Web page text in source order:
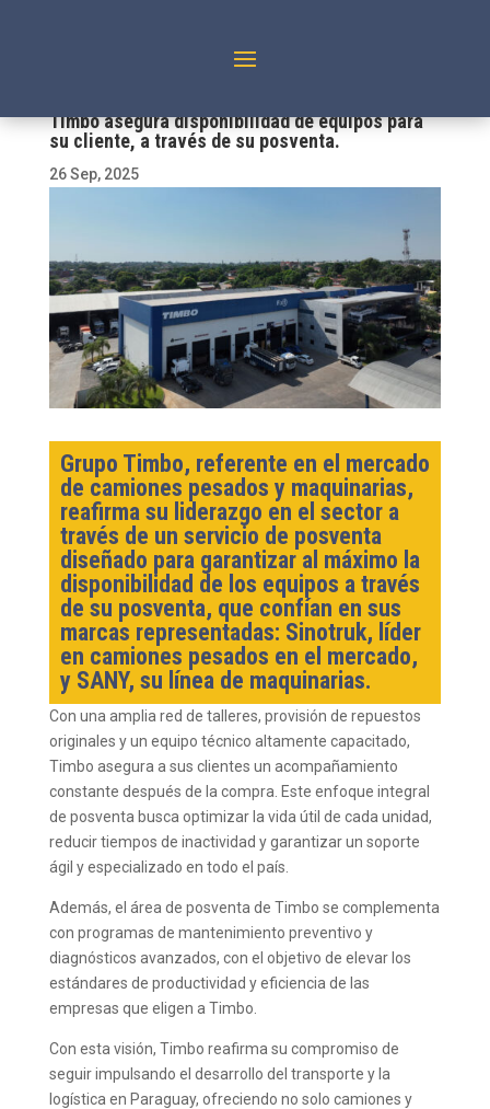
Timbo asegura disponibilidad de equipos para
su cliente, a través de su posventa.
26 Sep, 2025
Grupo Timbo, referente en el mercado
de camiones pesados y maquinarias,
reafirma su liderazgo en el sector a
través de un servicio de posventa
diseñado para garantizar al máximo la
disponibilidad de los equipos a través
de su posventa, que confían en sus
marcas representadas: Sinotruk, líder
en camiones pesados en el mercado,
y SANY, su línea de maquinarias.
Con una amplia red de talleres, provisión de repuestos
originales y un equipo técnico altamente capacitado,
Timbo asegura a sus clientes un acompañamiento
constante después de la compra. Este enfoque integral
de posventa busca optimizar la vida útil de cada unidad,
reducir tiempos de inactividad y garantizar un soporte
ágil y especializado en todo el país.
Además, el área de posventa de Timbo se complementa
con programas de mantenimiento preventivo y
diagnósticos avanzados, con el objetivo de elevar los
estándares de productividad y eficiencia de las
empresas que eligen a Timbo.
Con esta visión, Timbo reafirma su compromiso de
seguir impulsando el desarrollo del transporte y la
logística en Paraguay, ofreciendo no solo camiones y